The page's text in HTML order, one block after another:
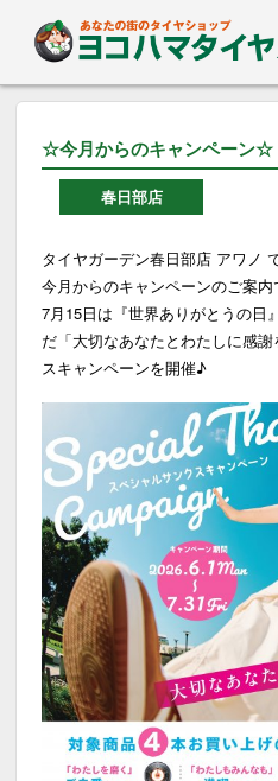
☆今月からのキャンペーン☆
春日部店
タイヤガーデン春日部店 アワノ
今月からのキャンペーンのご案内
7月15日は『世界ありがとうの日
だ「大切なあなたとわたしに感
スキャンペーンを開催♪